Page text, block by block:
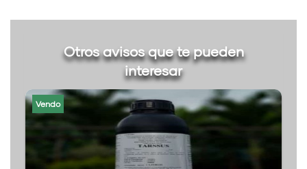
Otros avisos que te pueden
interesar
Vendo